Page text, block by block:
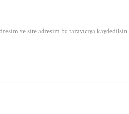
ve site adresim bu tarayıcıya kaydedilsin.